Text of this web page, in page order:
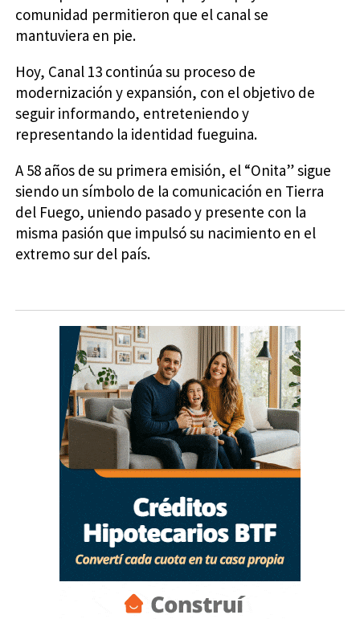
comunidad permitieron que el canal se
mantuviera en pie.
Hoy, Canal 13 continúa su proceso de
modernización y expansión, con el objetivo de
seguir informando, entreteniendo y
representando la identidad fueguina.
A 58 años de su primera emisión, el “Onita” sigue
siendo un símbolo de la comunicación en Tierra
del Fuego, uniendo pasado y presente con la
misma pasión que impulsó su nacimiento en el
extremo sur del país.